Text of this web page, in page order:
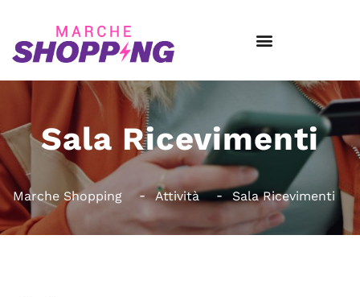
Sala Ricevimenti
Marche Shopping Attività Sala Ricevimenti